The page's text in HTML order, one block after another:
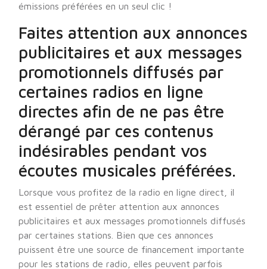
émissions préférées en un seul clic !
Faites attention aux annonces
publicitaires et aux messages
promotionnels diffusés par
certaines radios en ligne
directes afin de ne pas être
dérangé par ces contenus
indésirables pendant vos
écoutes musicales préférées.
Lorsque vous profitez de la radio en ligne direct, il
est essentiel de prêter attention aux annonces
publicitaires et aux messages promotionnels diffusés
par certaines stations. Bien que ces annonces
puissent être une source de financement importante
pour les stations de radio, elles peuvent parfois